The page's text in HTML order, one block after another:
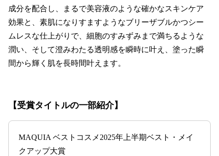
成分を配合し、まるで美容液のような確かなスキンケア
効果と、素肌になりすますようなブリーザブルかつシー
ムレスな仕上がりで、細胞のすみずみまで満ちるような
潤い、そして澄みわたる透明感を瞬時に叶え、塗った瞬
間から輝く肌を長時間叶えます。
【受賞タイトルの一部紹介】
MAQUIA ベストコスメ2025年上半期ベスト・メイ
クアップ大賞